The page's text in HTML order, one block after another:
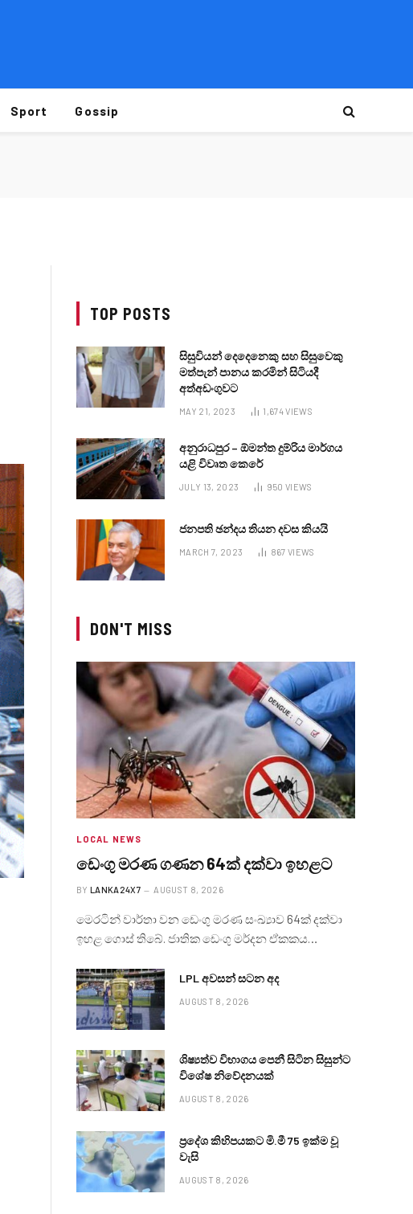
Sport Gossip
TOP POSTS
සිසුවියන් දෙදෙනෙකු සහ සිසුවෙකු
මත්පැන් පානය කරමින් සිටියදී
අත්අඩංගුවට
MAY 21, 2023 1,674VIEWS
අනුරාධපුර – ඕමන්ත දුම්රිය මාර්ගය
යළි විවෘත කෙරේ
JULY 13, 2023 950 VIEWS
ජනපති ඡන්දය තියන දවස කියයි
MARCH 7, 2023 867 VIEWS
DON'T MISS
LOCAL NEWS
ඩෙංගු මරණ ගණන 64ක් දක්වා ඉහළට
BY LANKA24X7 AUGUST 8, 2026
මෙරටින් වාර්තා වන ඩෙංගු මරණ සංඛ්‍යාව 64ක් දක්වා
ඉහළ ගොස් තිබේ. ජාතික ඩෙංගු මර්දන ඒකකය…
LPL අවසන් සටන අද
AUGUST 8, 2026
ශිෂ්‍යත්ව විභාගය පෙනී සිටින සිසුන්ට
විශේෂ නිවේදනයක්
AUGUST 8, 2026
ප්‍රදේශ කිහිපයකට මි.මී 75 ඉක්ම වූ
වැසි
AUGUST 8, 2026